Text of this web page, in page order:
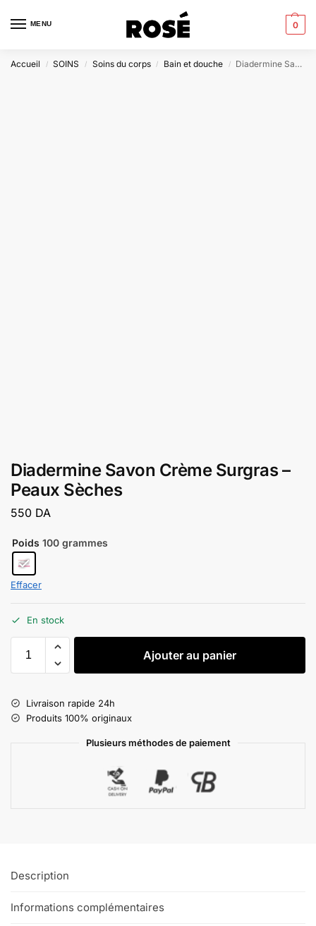
MENU 0
Accueil / SOINS / Soins du corps / Bain et douche / Diadermine Savon Crème Surgras – Peaux Sèches
Diadermine Savon Crème Surgras –
Peaux Sèches
550 DA
Poids 100 grammes
Effacer
En stock
Ajouter au panier
Livraison rapide 24h
Produits 100% originaux
Plusieurs méthodes de paiement
Description
Informations complémentaires